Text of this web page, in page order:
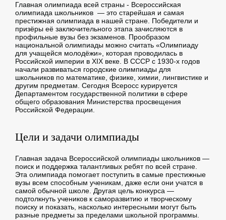
Главная олимпиада всей страны - Всероссийская
олимпиада школьников — это старейшая и самая
престижная олимпиада в нашей стране. Победители и
призёры её заключительного этапа зачисляются в
профильные вузы без экзаменов. Прообразом
национальной олимпиады можно считать «Олимпиаду
для учащейся молодёжи», которая проводилась в
Российской империи в XIX веке. В СССР с 1930-х годов
начали развиваться городские олимпиады для
школьников по математике, физике, химии, лингвистике и
другим предметам. Сегодня Всеросс курируется
Департаментом государственной политики в сфере
общего образования Министерства просвещения
Российской Федерации.
Цели и задачи олимпиады
Главная задача Всероссийской олимпиады школьников —
поиск и поддержка талантливых ребят по всей стране.
Эта олимпиада помогает поступить в самые престижные
вузы всем способным ученикам, даже если они учатся в
самой обычной школе. Другая цель конкурса —
подтолкнуть учеников к саморазвитию и творческому
поиску и показать, насколько интересными могут быть
разные предметы за пределами школьной программы.